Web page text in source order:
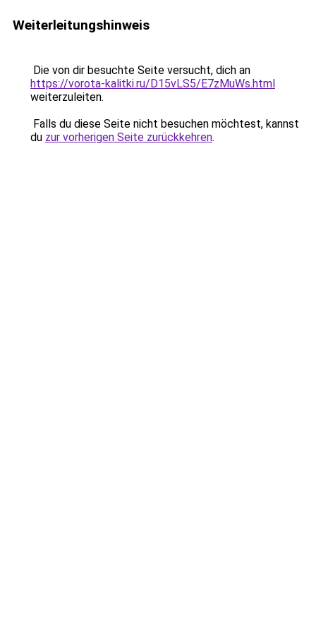
Weiterleitungshinweis
Die von dir besuchte Seite versucht, dich an
https://vorota-kalitki.ru/D15vLS5/E7zMuWs.html
weiterzuleiten.
Falls du diese Seite nicht besuchen möchtest, kannst
du zur vorherigen Seite zurückkehren.